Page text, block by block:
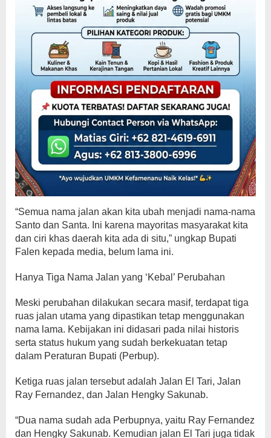
“Semua nama jalan akan kita ubah menjadi nama-nama
Santo dan Santa. Ini karena mayoritas masyarakat kita
dan ciri khas daerah kita ada di situ,” ungkap Bupati
Falen kepada media, belum lama ini.
Hanya Tiga Nama Jalan yang ‘Kebal’ Perubahan
Meski perubahan dilakukan secara masif, terdapat tiga
ruas jalan utama yang dipastikan tetap menggunakan
nama lama. Kebijakan ini didasari pada nilai historis
serta status hukum yang sudah berkekuatan tetap
dalam Peraturan Bupati (Perbup).
Ketiga ruas jalan tersebut adalah Jalan El Tari, Jalan
Ray Fernandez, dan Jalan Hengky Sakunab.
“Dua nama sudah ada Perbupnya, yaitu Ray Fernandez
dan Hengky Sakunab. Kemudian jalan El Tari juga tidak